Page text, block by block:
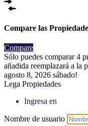
Compare las
Compare
Sólo puedes comparar 4
añadida reemplazará a la
agosto 8, 2026 sábado!
Lega Propiedades
Ingresa en
Nombre de usuario